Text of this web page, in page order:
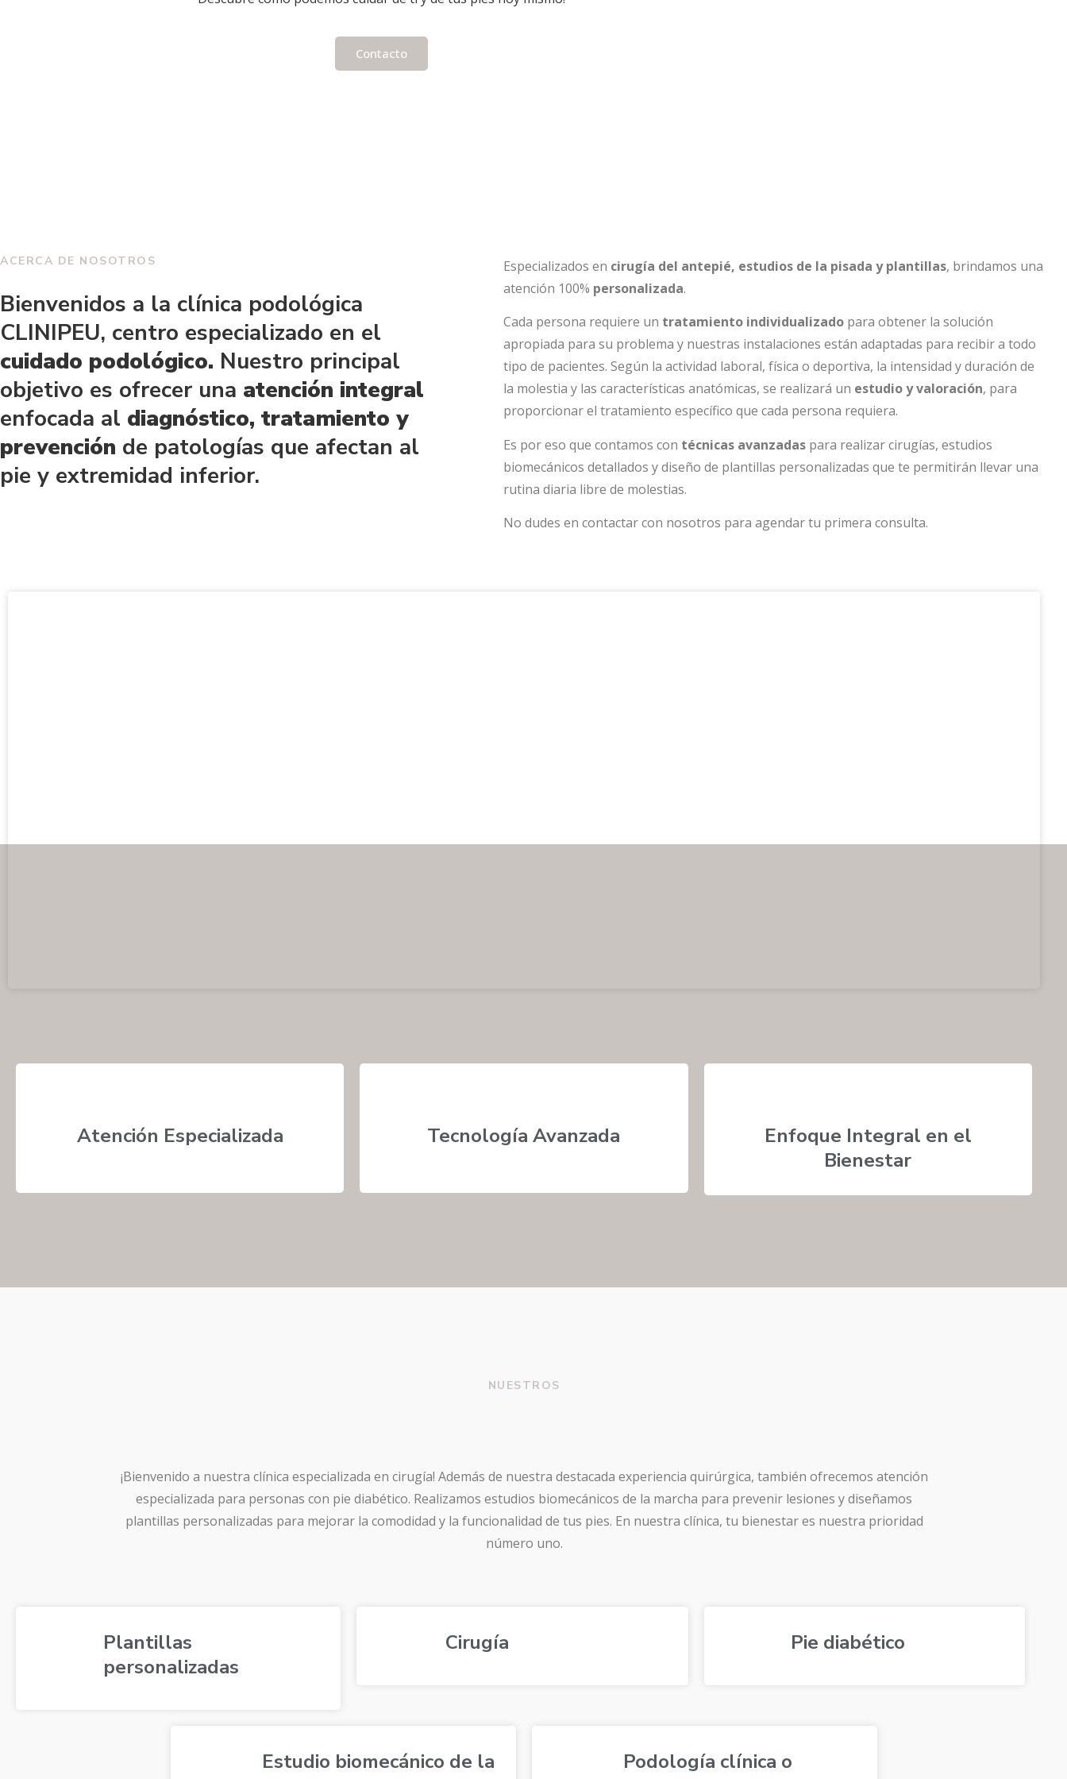
Contacto
ACERCA DE NOSOTROS
Bienvenidos a la clínica podológica
CLINIPEU, centro especializado en el
cuidado podológico. Nuestro principal
objetivo es ofrecer una atención integral
enfocada al diagnóstico, tratamiento y
prevención de patologías que afectan al
pie y extremidad inferior.
Especializados en cirugía del antepié, estudios de la pisada y plantillas, brindamos una
atención 100% personalizada.
Cada persona requiere un tratamiento individualizadopara obtener la solución
apropiada para su problema y nuestras instalaciones están adaptadas para recibir a todo
tipo de pacientes. Según la actividad laboral, física o deportiva, la intensidad y duración de
la molestia y las características anatómicas, se realizará un estudio y valoración, para
proporcionar el tratamiento específico que cada persona requiera.
Es por eso que contamos con técnicas avanzadaspara realizar cirugías, estudios
biomecánicos detallados y diseño de plantillas personalizadas que te permitirán llevar una
rutina diaria libre de molestias.
No dudes en contactar con nosotros para agendar tu primera consulta.
Atención Especializada Tecnología Avanzada
Enfoque Integral en el
Bienestar
NUESTROS
¡Bienvenido a nuestra clínica especializada en cirugía! Además de nuestra destacada experiencia quirúrgica, también ofrecemos atención
especializada para personas con pie diabético. Realizamos estudios biomecánicos de la marcha para prevenir lesiones y diseñamos
plantillas personalizadas para mejorar la comodidad y la funcionalidad de tus pies. En nuestra clínica, tu bienestar es nuestra prioridad
número uno.
Plantillas
personalizadas
Cirugía Pie diabético
Estudio biomecánico de la
Podología clínica o